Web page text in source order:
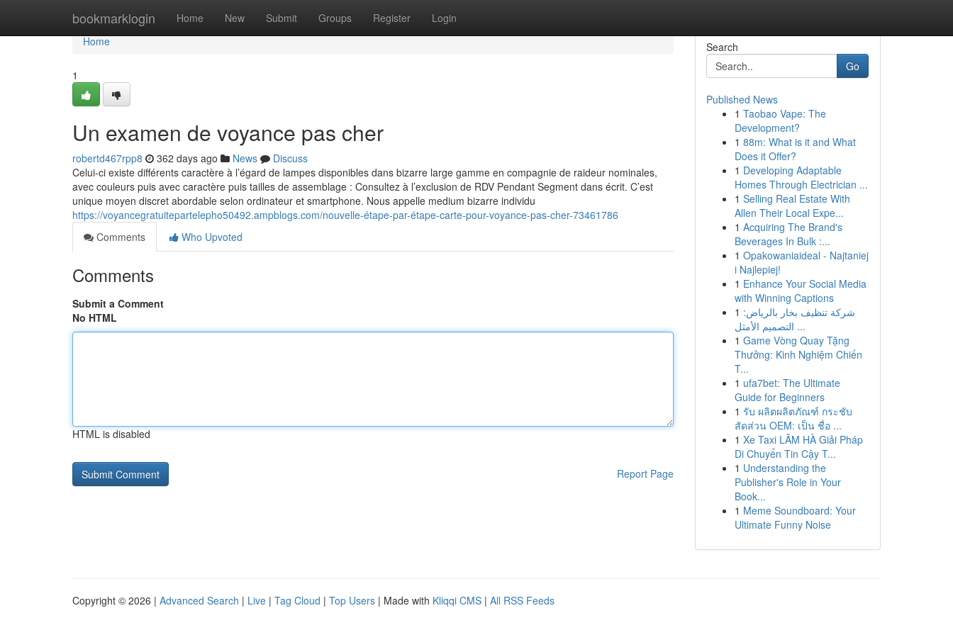
bookmarklogin Home New Submit Groups Register Login
Home
Home
1
Un examen de voyance pas cher
robertd467rpp8 362 days ago News
Discuss
Celui-ci existe différents caractère à l’égard de lampes disponibles dans bizarre large gamme en compagnie de raideur nominales,
avec couleurs puis avec caractère puis tailles de assemblage : Consultez à l’exclusion de RDV Pendant Segment dans écrit. C’est
unique moyen discret abordable selon ordinateur et smartphone. Nous appelle medium bizarre individu
https://voyancegratuitepartelepho50492.ampblogs.com/nouvelle-étape-par-étape-carte-pour-voyance-pas-cher-73461786
Comments
Who Upvoted
Comments
Submit a Comment
No HTML
HTML is disabled
Report Page
Search
Go
Published News
1 Taobao Vape: The
Development?
1 88m: What is it and What
Does it Offer?
1 Developing Adaptable
Homes Through Electrician ...
1 Selling Real Estate With
Allen Their Local Expe...
1 Acquiring The Brand's
Beverages In Bulk :...
1 Opakowaniaideal - Najtaniej
i Najlepiej!
1 Enhance Your Social Media
with Winning Captions
1 شركة تنظيف بخار بالرياض:
التصميم الأمثل ...
1 Game Vòng Quay Tặng
Thưởng: Kinh Nghiệm Chiến
T...
1 ufa7bet: The Ultimate
Guide for Beginners
1 รับ ผลิตผลิตภัณฑ์ กระชับ
สัดส่วน OEM: เป็น ชื่อ ...
1 Xe Taxi LÂM HÀ Giải Pháp
Di Chuyển Tin Cậy T...
1 Understanding the
Publisher's Role in Your
Book...
1 Meme Soundboard: Your
Ultimate Funny Noise
Copyright © 2026 | Advanced Search | Live | Tag Cloud | Top Users | Made with Kliqqi CMS | All RSS Feeds